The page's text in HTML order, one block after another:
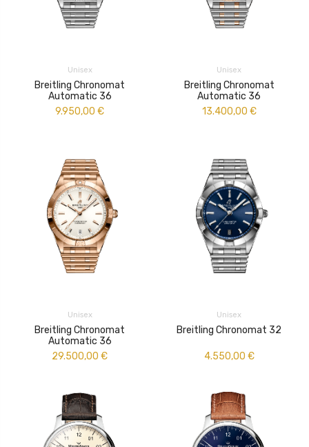
Unisex
Breitling Chronomat
Automatic 36
9.950,00 €
Unisex
Breitling Chronomat
Automatic 36
13.400,00 €
Unisex
Breitling Chronomat
Automatic 36
29.500,00 €
Unisex
Breitling Chronomat 32
4.550,00 €